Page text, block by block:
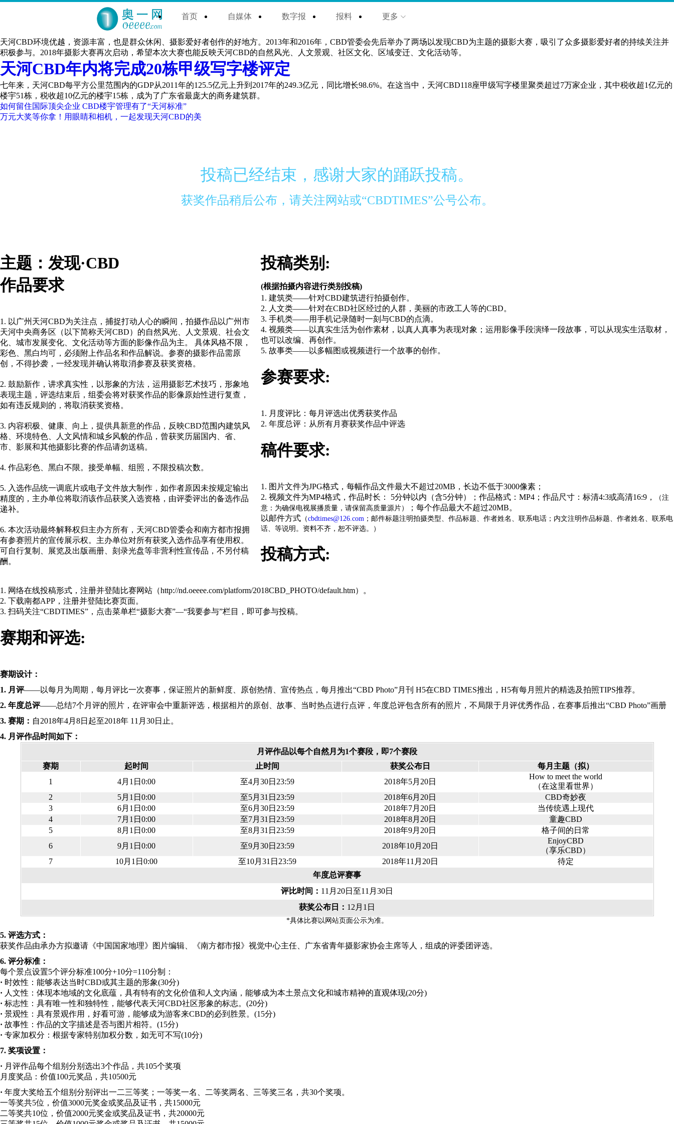
首页 自媒体 数字报 报料 更多
天河CBD环境优越，资源丰富，也是群众休闲、摄影爱好者创作的好地方。2013年和2016年，CBD管委会先后举办了两场以发现CBD为主题的摄影大赛，吸引了众多摄影爱好者的持续关注并
积极参与。2018年摄影大赛再次启动，希望本次大赛也能反映天河CBD的自然风光、人文景观、社区文化、区域变迁、文化活动等。
天河CBD年内将完成20栋甲级写字楼评定
七年来，天河CBD每平方公里范围内的GDP从2011年的125.5亿元上升到2017年的249.3亿元，同比增长98.6%。在这当中，天河CBD118座甲级写字楼里聚类超过7万家企业，其中税收超1亿元的
楼宇51栋，税收超10亿元的楼宇15栋，成为了广东省最庞大的商务建筑群。
如何留住国际顶尖企业 CBD楼宇管理有了“天河标准”
万元大奖等你拿！用眼睛和相机，一起发现天河CBD的美
投稿已经结束，感谢大家的踊跃投稿。
获奖作品稍后公布，请关注网站或“CBDTIMES”公号公布。
主题： 发现·CBD
作品要求
1. 以广州天河CBD为关注点，捕捉打动人心的瞬间，拍摄作品以广州市
天河中央商务区（以下简称天河CBD）的自然风光、人文景观、社会文
化、城市发展变化、文化活动等方面的影像作品为主。 具体风格不限，
彩色、黑白均可，必须附上作品名和作品解说。参赛的摄影作品需原
创，不得抄袭，一经发现并确认将取消参赛及获奖资格。
2. 鼓励新作，讲求真实性，以形象的方法，运用摄影艺术技巧，形象地
表现主题，评选结束后，组委会将对获奖作品的影像原始性进行复查，
如有违反规则的，将取消获奖资格。
3. 内容积极、健康、向上，提供具新意的作品，反映CBD范围内建筑风
格、环境特色、人文风情和城乡风貌的作品，曾获奖历届国内、省、
市、影展和其他摄影比赛的作品请勿送稿。
4. 作品彩色、黑白不限。接受单幅、组照，不限投稿次数。
5. 入选作品统一调底片或电子文件放大制作，如作者原因未按规定输出
精度的，主办单位将取消该作品获奖入选资格，由评委评出的备选作品
递补。
6. 本次活动最终解释权归主办方所有，天河CBD管委会和南方都市报拥
有参赛照片的宣传展示权。主办单位对所有获奖入选作品享有使用权。
可自行复制、展览及出版画册、刻录光盘等非营利性宣传品，不另付稿
酬。
投稿类别:
(根据拍摄内容进行类别投稿)
1. 建筑类——针对CBD建筑进行拍摄创作。
2. 人文类——针对在CBD社区经过的人群，美丽的市政工人等的CBD。
3. 手机类——用手机记录随时一刻与CBD的点滴。
4. 视频类——以真实生活为创作素材，以真人真事为表现对象；运用影像手段演绎一段故事，可以从现实生活取材，
也可以改编、再创作。
5. 故事类——以多幅图或视频进行一个故事的创作。
参赛要求:
1. 月度评比：每月评选出优秀获奖作品
2. 年度总评：从所有月赛获奖作品中评选
稿件要求:
1. 图片文件为JPG格式，每幅作品文件最大不超过20MB，长边不低于3000像素；
2. 视频文件为MP4格式，作品时长： 5分钟以内（含5分钟）；作品格式：MP4；作品尺寸：标清4:3或高清16:9，
（注
意：为确保电视展播质量，请保留高质量源片）
；每个作品最大不超过20MB。
以邮件方式 （cbdtimes@126.com ；邮件标题注明拍摄类型、作品标题、作者姓名、联系电话；内文注明作品标题、作者姓名、联系电
话、等说明。资料不齐，恕不评选。）
投稿方式:
1. 网络在线投稿形式，注册并登陆比赛网站（http://nd.oeeee.com/platform/2018CBD_PHOTO/default.htm）。
2. 下载南都APP，注册并登陆比赛页面。
3. 扫码关注“CBDTIMES”，点击菜单栏“摄影大赛”—“我要参与”栏目，即可参与投稿。
赛期和评选:
赛期设计：
1. 月评——以每月为周期，每月评比一次赛事，保证照片的新鲜度、原创热情、宣传热点，每月推出“CBD Photo”月刊 H5在CBD TIMES推出，H5有每月照片的精选及拍照TIPS推荐。
2. 年度总评——总结7个月评的照片，在评审会中重新评选，根据相片的原创、故事、当时热点进行点评，年度总评包含所有的照片，不局限于月评优秀作品，在赛事后推出“CBD Photo”画册
3. 赛期： 自2018年4月8日起至2018年 11月30日止。
4. 月评作品时间如下：
月评作品以每个自然月为1个赛段，即7个赛段
赛期
起时间 止时间 获奖公布日
每月主题（拟）
1
4月1日0:00 至4月30日23:59 2018年5月20日
How to meet the world
（在这里看世界）
2
5月1日0:00 至5月31日23:59 2018年6月20日
CBD奇妙夜
3
6月1日0:00 至6月30日23:59 2018年7月20日
当传统遇上现代
4
7月1日0:00 至7月31日23:59 2018年8月20日
童趣CBD
5
8月1日0:00 至8月31日23:59 2018年9月20日
格子间的日常
6
9月1日0:00 至9月30日23:59 2018年10月20日
EnjoyCBD
（享乐CBD）
7
10月1日0:00 至10月31日23:59 2018年11月20日
待定
年度总评赛事
评比时间： 11月20日至11月30日
获奖公布日： 12月1日
*具体比赛以网站页面公示为准。
5. 评选方式：
获奖作品由承办方拟邀请《中国国家地理》图片编辑、《南方都市报》视觉中心主任、广东省青年摄影家协会主席等人，组成的评委团评选。
6. 评分标准：
每个景点设置5个评分标准100分+10分=110分制：
· 时效性：能够表达当时CBD或其主题的形象(30分)
· 人文性：体现本地域的文化底蕴，具有特有的文化价值和人文内涵，能够成为本土景点文化和城市精神的直观体现(20分)
· 标志性：具有唯一性和独特性，能够代表天河CBD社区形象的标志。(20分)
· 景观性：具有景观作用，好看可游，能够成为游客来CBD的必到胜景。(15分)
· 故事性：作品的文字描述是否与图片相符。(15分)
· 专家加权分：根据专家特别加权分数，如无可不写(10分)
7. 奖项设置：
· 月评作品每个组别分别选出3个作品，共105个奖项
月度奖品：价值100元奖品，共10500元
· 年度大奖给五个组别分别评出一二三等奖；一等奖一名、二等奖两名、三等奖三名，共30个奖项。
一等奖共5位，价值3000元奖金或奖品及证书，共15000元
二等奖共10位，价值2000元奖金或奖品及证书，共20000元